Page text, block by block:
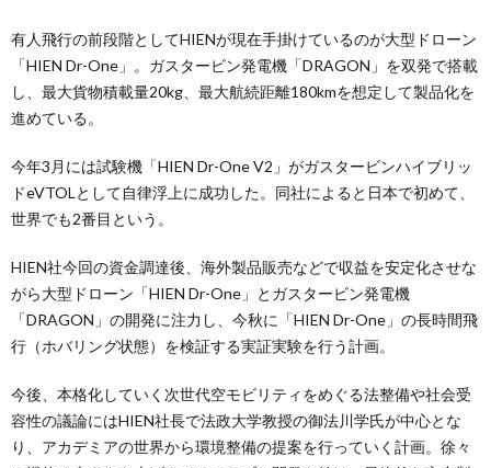
有人飛行の前段階としてHIENが現在手掛けているのが大型ドローン
「HIEN Dr-One」。ガスタービン発電機「DRAGON」を双発で搭載
し、最大貨物積載量20kg、最大航続距離180kmを想定して製品化を
進めている。
今年3月には試験機「HIEN Dr-One V2」がガスタービンハイブリッ
ドeVTOLとして自律浮上に成功した。同社によると日本で初めて、
世界でも2番目という。
HIEN社今回の資金調達後、海外製品販売などで収益を安定化させな
がら大型ドローン「HIEN Dr-One」とガスタービン発電機
「DRAGON」の開発に注力し、今秋に「HIEN Dr-One」の長時間飛
行（ホバリング状態）を検証する実証実験を行う計画。
今後、本格化していく次世代空モビリティをめぐる法整備や社会受
容性の議論にはHIEN社長で法政大学教授の御法川学氏が中心とな
り、アカデミアの世界から環境整備の提案を行っていく計画。徐々